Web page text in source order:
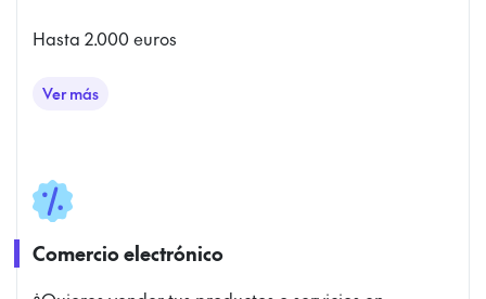
Hasta 2.000 euros
Ver másSitio web y Presencia básica en internet
Comercio electrónico